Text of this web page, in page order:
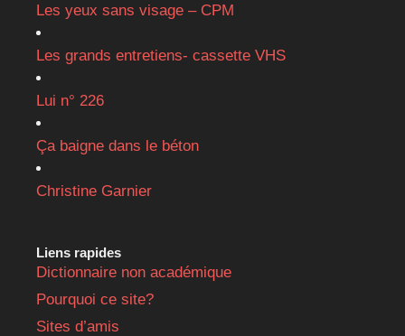
Les yeux sans visage – CPM
Les grands entretiens- cassette VHS
Lui n° 226
Ça baigne dans le béton
Christine Garnier
Liens rapides
Dictionnaire non académique
Pourquoi ce site?
Sites d’amis